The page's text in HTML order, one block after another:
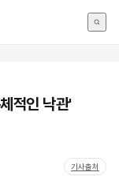
적인 낙관'
기사출처